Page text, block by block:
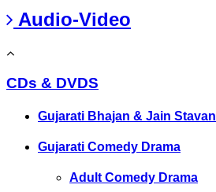
Audio-Video
CDs & DVDS
Gujarati Bhajan & Jain Stavan
Gujarati Comedy Drama
Adult Comedy Drama